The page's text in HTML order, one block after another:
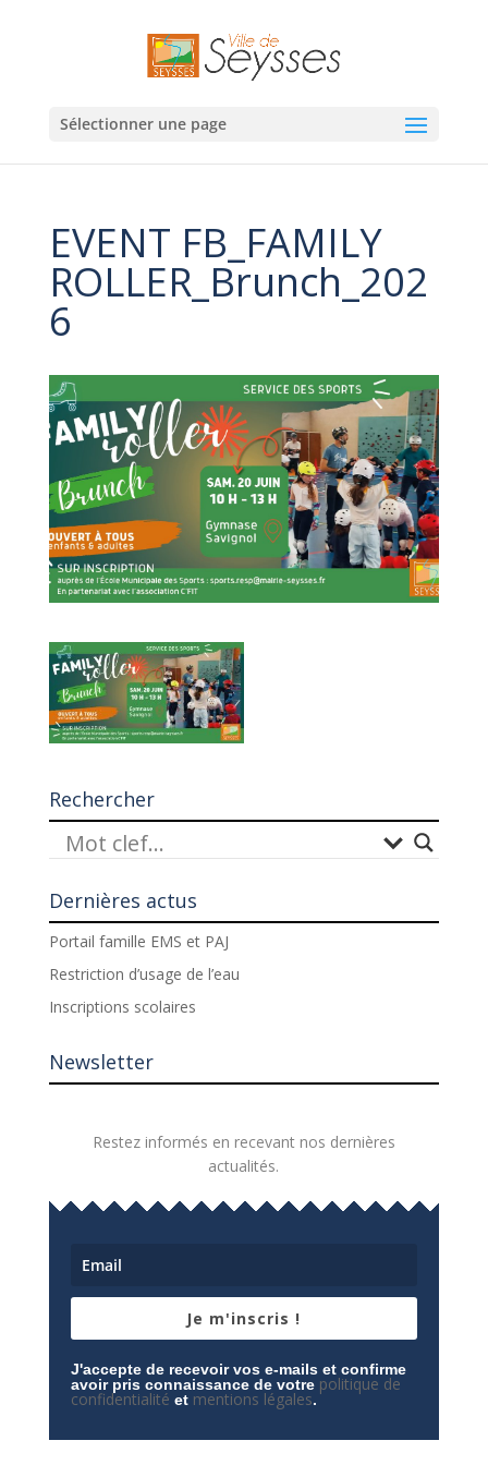
Sélectionner une page
EVENT FB_FAMILY
ROLLER_Brunch_202
6
Rechercher
Dernières actus
Portail famille EMS et PAJ
Restriction d’usage de l’eau
Inscriptions scolaires
Newsletter
Restez informés en recevant nos dernières
actualités.
Je m'inscris !
J'accepte de recevoir vos e-mails et confirme
avoir pris connaissance de votre politique de
confidentialité et mentions légales.